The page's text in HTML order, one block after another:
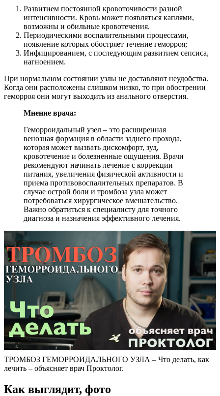
Развитием постоянной кровоточивости разной
интенсивности. Кровь может появляться каплями,
возможны и обильные кровотечения.
Периодическими воспалительными процессами,
появление которых обостряет течение геморроя;
Инфицированием, с последующим развитием сепсиса,
нагноением.
При нормальном состоянии узлы не доставляют неудобства.
Когда они расположены слишком низко, то при обострении
геморроя они могут выходить из анального отверстия.
Мнение врача:
Геморроидальный узел – это расширенная
венозная формация в области заднего прохода,
которая может вызвать дискомфорт, зуд,
кровотечение и болезненные ощущения. Врачи
рекомендуют начинать лечение с коррекции
питания, увеличения физической активности и
приема противовоспалительных препаратов. В
случае острой боли и тромбоза узла может
потребоваться хирургическое вмешательство.
Важно обратиться к специалисту для точного
диагноза и назначения эффективного лечения.
ТРОМБОЗ ГЕМОРРОИДАЛЬНОГО УЗЛА – Что делать, как
лечить – объясняет врач Проктолог.
Как выглядит, фото